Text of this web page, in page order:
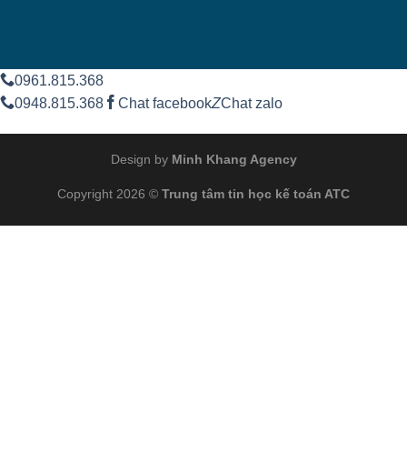
0961.815.368
0948.815.368
Chat facebookZChat zalo
Design by Minh Khang Agency
Copyright 2026 © Trung tâm tin học kế toán ATC